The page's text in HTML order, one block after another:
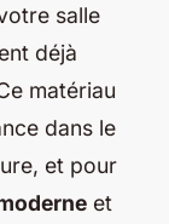
salle
déjà
matériau
dans le
et pour
et